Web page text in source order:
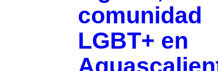
comunidad
LGBT+ en